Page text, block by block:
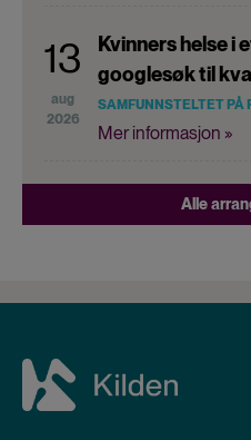
13
aug
2026
Kvinners helse i
googlesøk til
SAMFUNNSTELTET PÅ
Mer informasjon »
Alle